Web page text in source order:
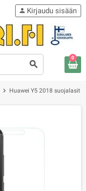
search
person Kirjaudu sisään
0
chevron_right Huawei Y5 2018 suojalasit